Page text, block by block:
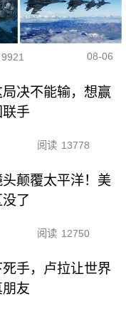
9921 08-06
决不能输，想赢
手
阅读 13778
颠覆太平洋！美
了
阅读 12750
手，卢拉让世界
友